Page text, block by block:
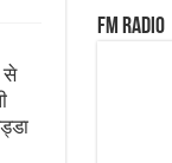
से
FM Radio